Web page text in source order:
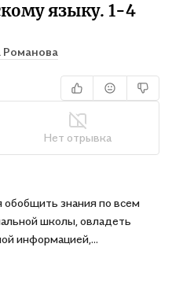
языку. 1-4
Романова
Нет отрывка
знания по всем
школы, овладеть
информацией,
подготовиться к